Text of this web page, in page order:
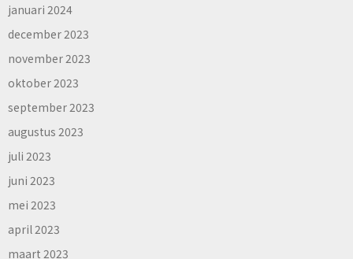
januari 2024
december 2023
november 2023
oktober 2023
september 2023
augustus 2023
juli 2023
juni 2023
mei 2023
april 2023
maart 2023